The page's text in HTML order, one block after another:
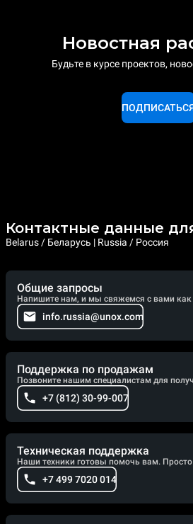
Новостная
Будьте в курсе проектов,
Контактные данные
Belarus / Беларусь | Russia / Россия
Общие запросы
Напишите нам, и мы свяжемся с вами
info.russia@unox.com
Поддержка по продажам
Позвоните нашим специалистам для
+7 (812) 30-99-007
Техническая поддержка
Наши техники готовы помочь вам. Просто
+7 499 7020 014